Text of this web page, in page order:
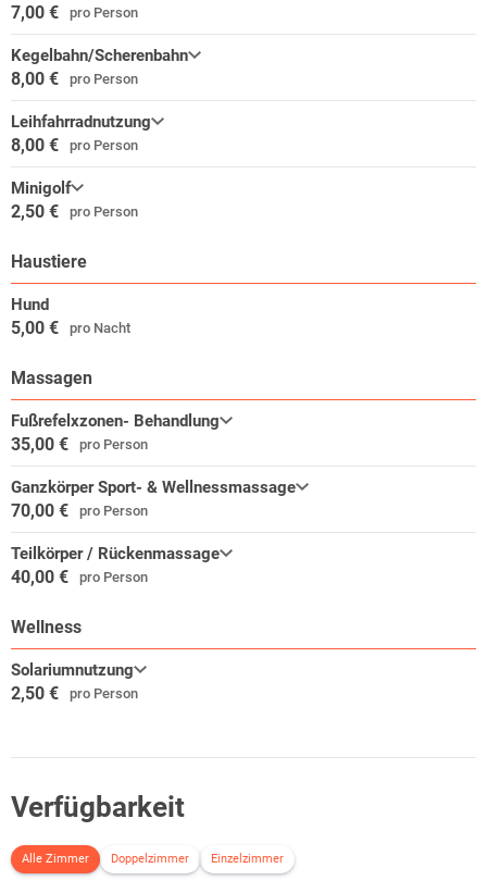
7,00 € pro Person
Kegelbahn/Scherenbahn
8,00 € pro Person
Leihfahrradnutzung
8,00 € pro Person
Minigolf
2,50 € pro Person
Haustiere
Hund
5,00 € pro Nacht
Massagen
Fußrefelxzonen- Behandlung
35,00 € pro Person
Ganzkörper Sport- & Wellnessmassage
70,00 € pro Person
Teilkörper / Rückenmassage
40,00 € pro Person
Wellness
Solariumnutzung
2,50 € pro Person
Verfügbarkeit
Alle Zimmer Doppelzimmer Einzelzimmer